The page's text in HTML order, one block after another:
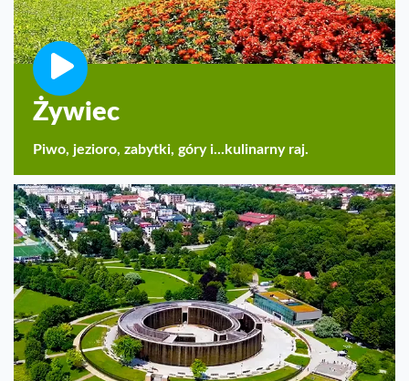
Żywiec
Piwo, jezioro, zabytki, góry i...kulinarny raj.